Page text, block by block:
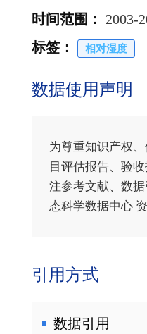
时间范围 ：
2003-
标签 ： 相对湿度
数据使用声明
为尊重知识产权
目评估报告、验
注参考文献、数
态科学数据中心
引用方式
数据引用